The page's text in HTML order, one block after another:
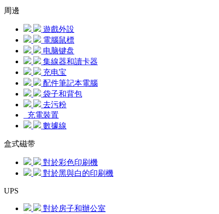
周邊
遊戲外設
電腦鼠標
电脑键盘
集線器和讀卡器
充电宝
配件筆記本電腦
袋子和背包
去污粉
充電裝置
數據線
盒式磁带
對於彩色印刷機
對於黑與白的印刷機
UPS
對於房子和辦公室